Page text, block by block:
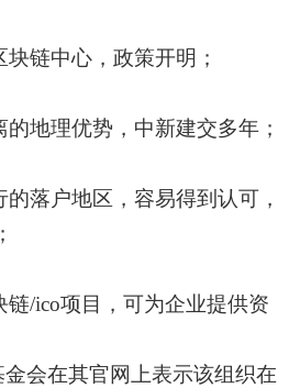
链中心，政策开明；
地理优势，中新建交多年；
落户地区，容易得到认可，
链/ico项目，可为企业提供资
会在其官网上表示该组织在